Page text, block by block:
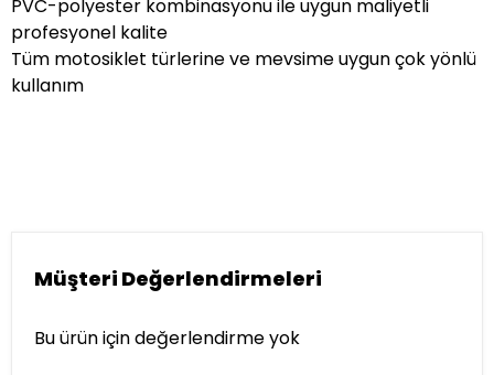
PVC-polyester kombinasyonu ile uygun maliyetli
profesyonel kalite
Tüm motosiklet türlerine ve mevsime uygun çok yönlü
kullanım
Müşteri Değerlendirmeleri
Bu ürün için değerlendirme yok